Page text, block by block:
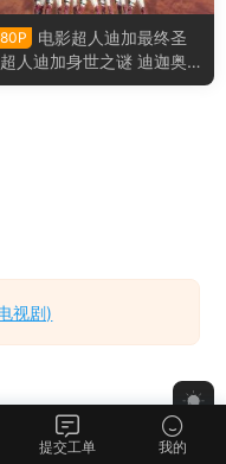
电影超人迪加最终圣
人迪加身世之谜 迪迦奥
最终圣战粤语版
提交工单 我的
视剧)